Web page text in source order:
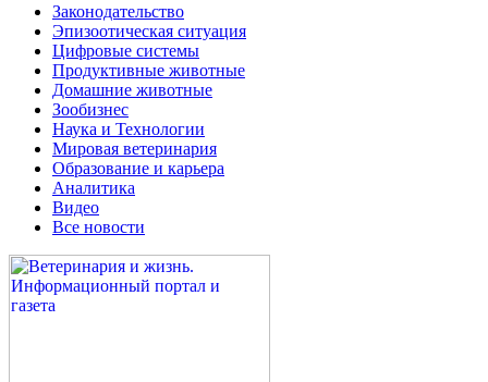
Законодательство
Эпизоотическая ситуация
Цифровые системы
Продуктивные животные
Домашние животные
Зообизнес
Наука и Технологии
Мировая ветеринария
Образование и карьера
Аналитика
Видео
Все новости